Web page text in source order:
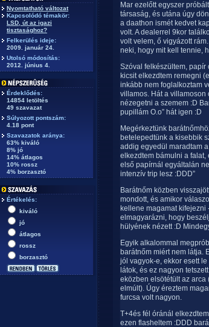
Nyomtatható változat
Kapcsolódó témakör:
LSD, út az igazi
tisztasághoz?
Felkerülés ideje:
2009. január 24.
Utolsó módosítás:
2012. június 4.
Érdeklődés:
14854 letöltés
49 szavazat
Súlyozott pontszám:
4.18 pont
Szavazatok aránya:
63% kiváló
8% jó
14% átlagos
10% rossz
4% borzasztó
Értékelés:
kiváló
jó
átlagos
rossz
borzasztó
Mar ezelőtt egyszer
társaság, és utána úgy
a daathon ismét kedvet
volt. A dealerrel 9kor
volt velem, ő vigyázott
neki, hogy mit kell tennie,
Szóval felkészültem, papír
kicsit elkezdtem remegni
inkább nem foglalkoztam
villamos. Hát a villamoson
nézegetni a szemem :D
pupillám O.o” hát igen :D
Megérkeztünk
betelepedtünk a kisebbik
addig egyedül maradtam
elkezdtem bámulni a falat,
első papírnál egyáltalán
intenzív trip lesz :DDD”
Barátnőm közben
mondott, és amikor
kellene magamat
elmagyarázni, hogy
hülyének nézett :D
Egyik alkalommal
barátnőm miért nem látja.
jól vagyok-e, ekkor esett
látok, és ez nagyon
eközben elsötétült az arca
elmúlt). Úgy éreztem
furcsa volt nagyon.
T+4és fél óránál
ezen flasheltem :DDD